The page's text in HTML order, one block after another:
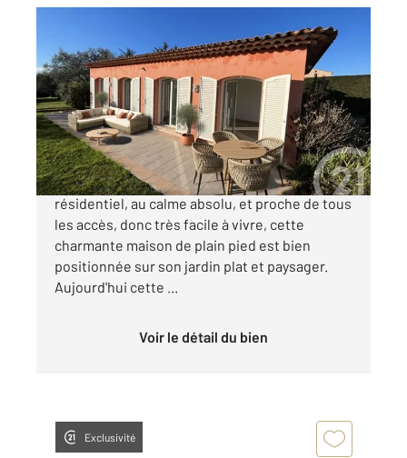
62,75 m , 3 pièces
Ref : 1812
Maison à vendre
690 000 €
BIOT - Idéalement située dans un secteur très
résidentiel, au calme absolu, et proche de tous
les accès, donc très facile à vivre, cette
charmante maison de plain pied est bien
positionnée sur son jardin plat et paysager.
Aujourd'hui cette ...
Voir le détail du bien
Exclusivité